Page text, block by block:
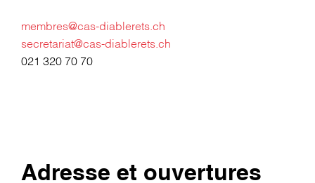
membres@cas-diablerets.ch
secretariat@cas-diablerets.ch
021 320 70 70
Adresse et ouvertures